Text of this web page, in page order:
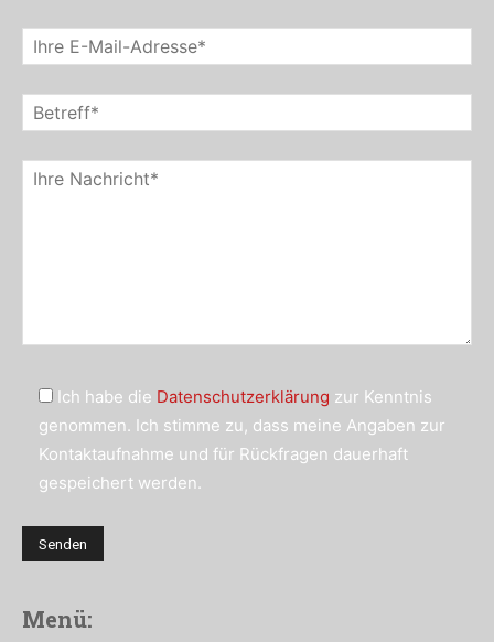
Ich habe die Datenschutzerklärung zur Kenntnis
genommen. Ich stimme zu, dass meine Angaben zur
Kontaktaufnahme und für Rückfragen dauerhaft
gespeichert werden.
Menü: